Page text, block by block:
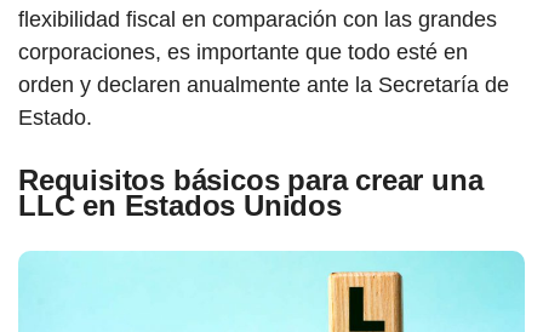
flexibilidad fiscal en comparación con las grandes
corporaciones, es importante que todo esté en
orden y declaren anualmente ante la Secretaría de
Estado.
Requisitos básicos para crear una
LLC en Estados Unidos